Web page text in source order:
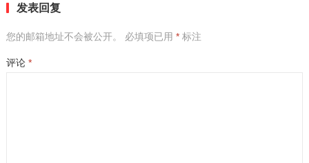
发表回复
您的邮箱地址不会被公开。 必填项已用 *标注
评论 *